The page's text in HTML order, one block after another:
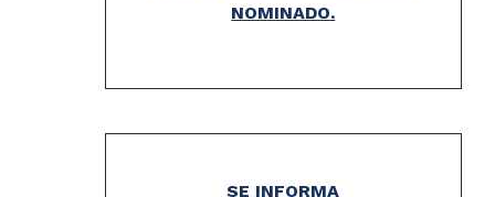
NOMINADO.
SE INFORMA